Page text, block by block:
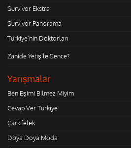
Survivor Ekstra
Survivor Panorama
Türkiye'nin Doktorları
Zahide Yetiş'le Sence?
Yarışmalar
Ben Eşimi Bilmez Miyim
Cevap Ver Türkiye
Çarkıfelek
Doya Doya Moda